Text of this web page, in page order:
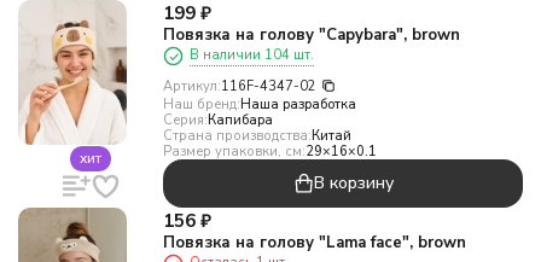
хит
199 ₽
Повязка на голову "Capybara", brown
В наличии 104 шт.
Артикул:116F-4347-02
Наш бренд:Наша разработка
Серия:Капибара
Страна производства:Китай
Размер упаковки, см:29×16×0.1
В корзину
156 ₽
Повязка на голову "Lama face", brown